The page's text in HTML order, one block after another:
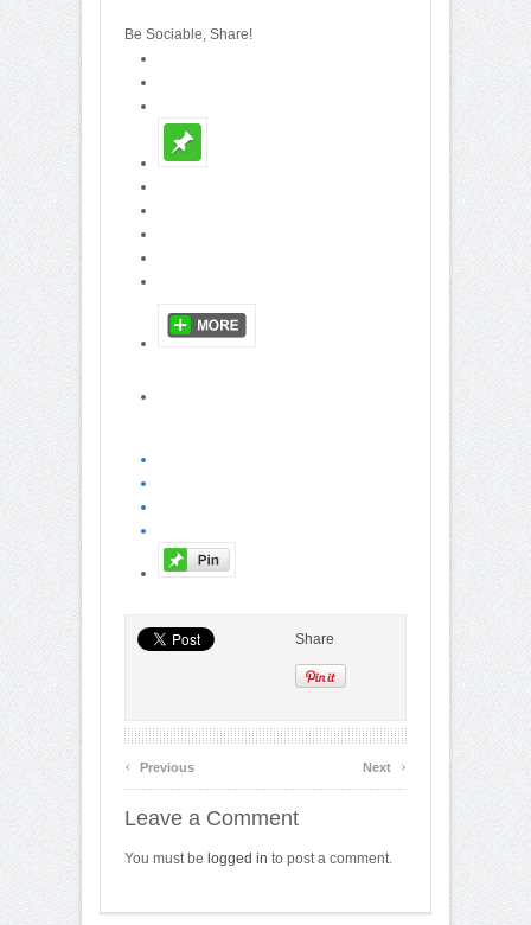
Be Sociable, Share!
Share
‹ Previous Next ›
Leave a Comment
You must be logged in to post a comment.